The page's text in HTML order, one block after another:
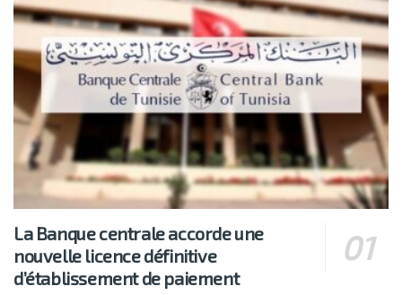
La Banque centrale accorde une
nouvelle licence définitive
d’établissement de paiement